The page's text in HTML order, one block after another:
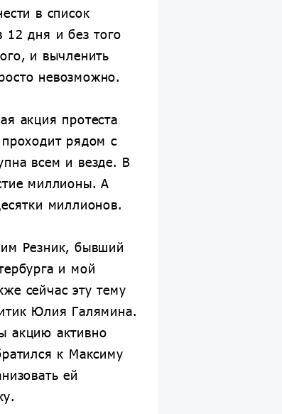
в список
12 дня и без того
и вычленить
невозможно.
акция протеста
рядом с
всем и везде. В
миллионы. А
миллионов.
Резник, бывший
и мой
сейчас эту тему
Юлия Галямина.
акцию активно
к Максиму
ей